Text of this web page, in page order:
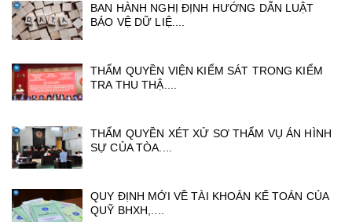
BAN HÀNH NGHỊ ĐỊNH HƯỚNG DẪN LUẬT
BẢO VỆ DỮ LIỆ....
THẨM QUYỀN VIỆN KIỂM SÁT TRONG KIỂM
TRA THU THẬ....
THẨM QUYỀN XÉT XỬ SƠ THẨM VỤ ÁN HÌNH
SỰ CỦA TÒA....
QUY ĐỊNH MỚI VỀ TÀI KHOẢN KẾ TOÁN CỦA
QUỸ BHXH,....